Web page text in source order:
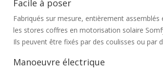
Facile à poser
Fabriqués sur mesure, entièrement assemblés
les stores coffres en motorisation solaire
Ils peuvent être fixés par des coulisses ou par
Manoeuvre électrique